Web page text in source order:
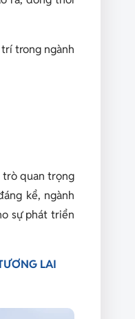
trong ngành
trò quan trọng
kể, ngành
sự phát triển
LAI